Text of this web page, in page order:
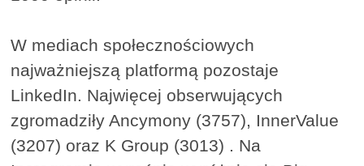
W mediach społecznościowych
najważniejszą platformą pozostaje
LinkedIn. Najwięcej obserwujących
zgromadziły Ancymony (3757), InnerValue
(3207) oraz K Group (3013) . Na